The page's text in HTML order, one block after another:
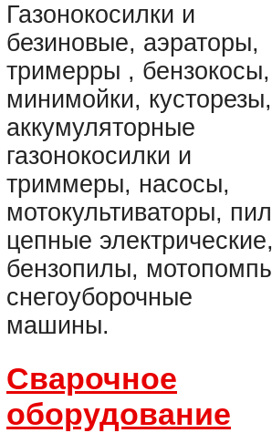
Газонокосилки и
безиновые, аэраторы,
тримерры , бензокосы,
минимойки, кусторезы,
аккумуляторные
газонокосилки и
триммеры, насосы,
мотокультиваторы,
цепные
бензопилы,
снегоуборочные
машины.
Сварочное
оборудование